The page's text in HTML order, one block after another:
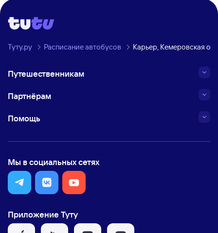
Туту.ру Расписание автобусов Карьер, Кемеровская
Путешественникам
Партнёрам
Помощь
Мы в социальных сетях
Приложение Туту